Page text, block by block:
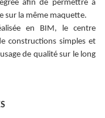
afin de permettre à
sur la même maquette.
en BIM, le centre
constructions simples et
de qualité sur le long